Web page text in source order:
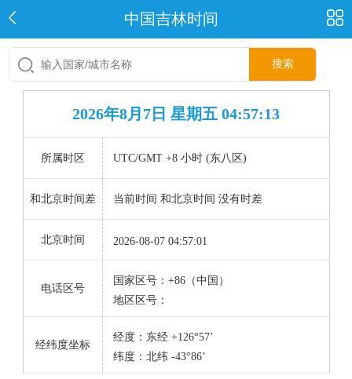
中国吉林时间
搜索
2026年8月7日 星期五 04:57:13
所属时区 UTC/GMT +8 小时 (东八区)
和北京时间差 当前时间 和北京时间 没有时差
北京时间 2026-08-07 04:57:01
电话区号
国家区号：+86（中国）
地区区号：
经纬度坐标
经度：东经 +126°57’
纬度：北纬 -43°86’